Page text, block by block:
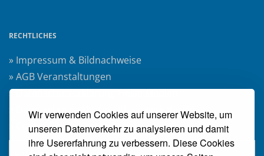
Wir verwenden Cookies auf unserer Website, um
unseren Datenverkehr zu analysieren und damit
ihre Usererfahrung zu verbessern. Diese Cookies
RECHTLICHES
» Impressum & Bildnachweise
» AGB Veranstaltungen
» Datenschutzerklärung Heise Medien
» Datenschutzerklärung Rheinwerk Verlag
» Cookie-Einstellungen ändern